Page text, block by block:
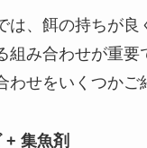
は、餌の持ちが良
組み合わせが重要
わせをいくつかご
+ 集魚剤